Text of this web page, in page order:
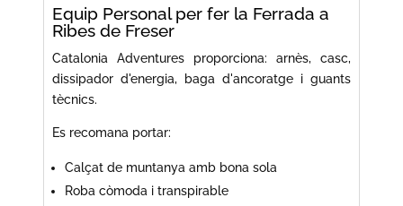
Equip Personal per fer la Ferrada a
Ribes de Freser
Catalonia Adventures proporciona: arnès, casc,
dissipador d'energia, baga d'ancoratge i guants
tècnics.
Es recomana portar:
Calçat de muntanya amb bona sola
Roba còmoda i transpirable